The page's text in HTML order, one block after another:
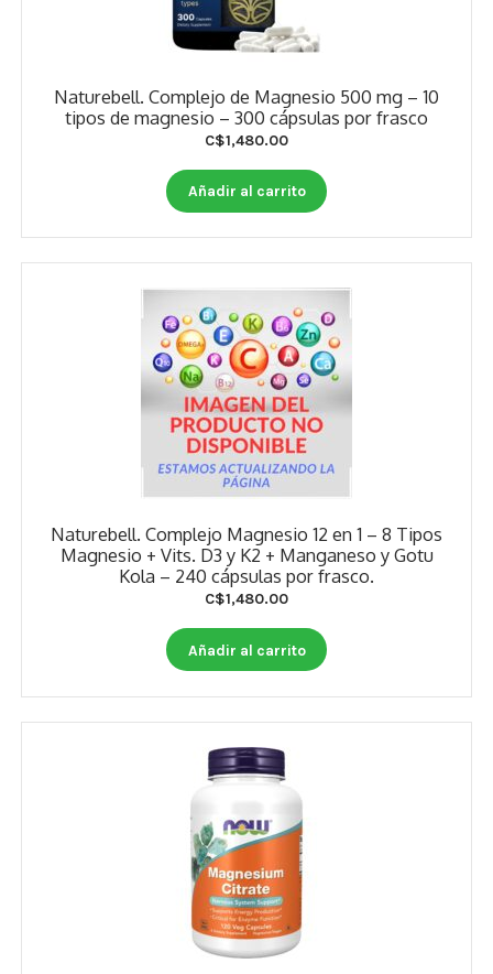
Naturebell. Complejo de Magnesio 500 mg – 10
tipos de magnesio – 300 cápsulas por frasco
C$1,480.00
Añadir al carrito
Naturebell. Complejo Magnesio 12 en 1 – 8 Tipos
Magnesio + Vits. D3 y K2 + Manganeso y Gotu
Kola – 240 cápsulas por frasco.
C$1,480.00
Añadir al carrito